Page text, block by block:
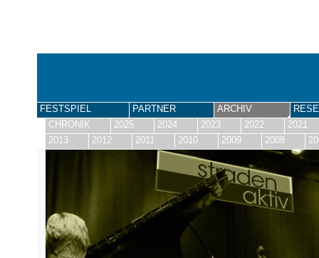
FESTSPIEL PARTNER ARCHIV
CHRONIK
2025 2024 2023 2022
2021
2013
2012 2011 2010 2009 2008